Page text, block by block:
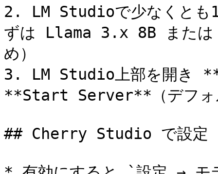
2. LM Studioで少なくとも1
ずは Llama 3.x 8B または
め）
3. LM Studio上部を開き
**Start Server**（デフォ
## Cherry Studio で設定